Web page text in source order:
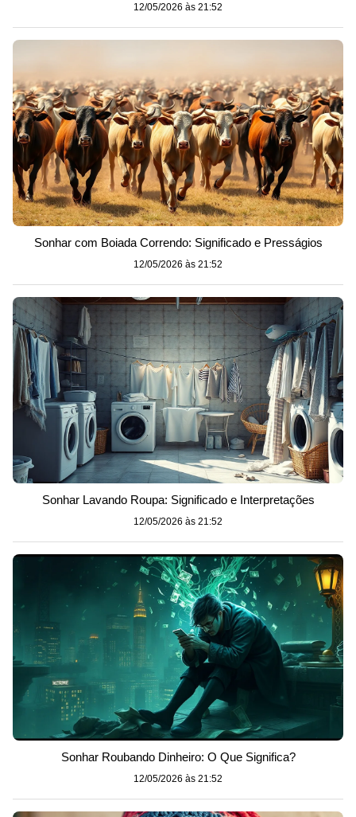
12/05/2026 às 21:52
Sonhar com Boiada Correndo: Significado e Presságios
12/05/2026 às 21:52
Sonhar Lavando Roupa: Significado e Interpretações
12/05/2026 às 21:52
Sonhar Roubando Dinheiro: O Que Significa?
12/05/2026 às 21:52